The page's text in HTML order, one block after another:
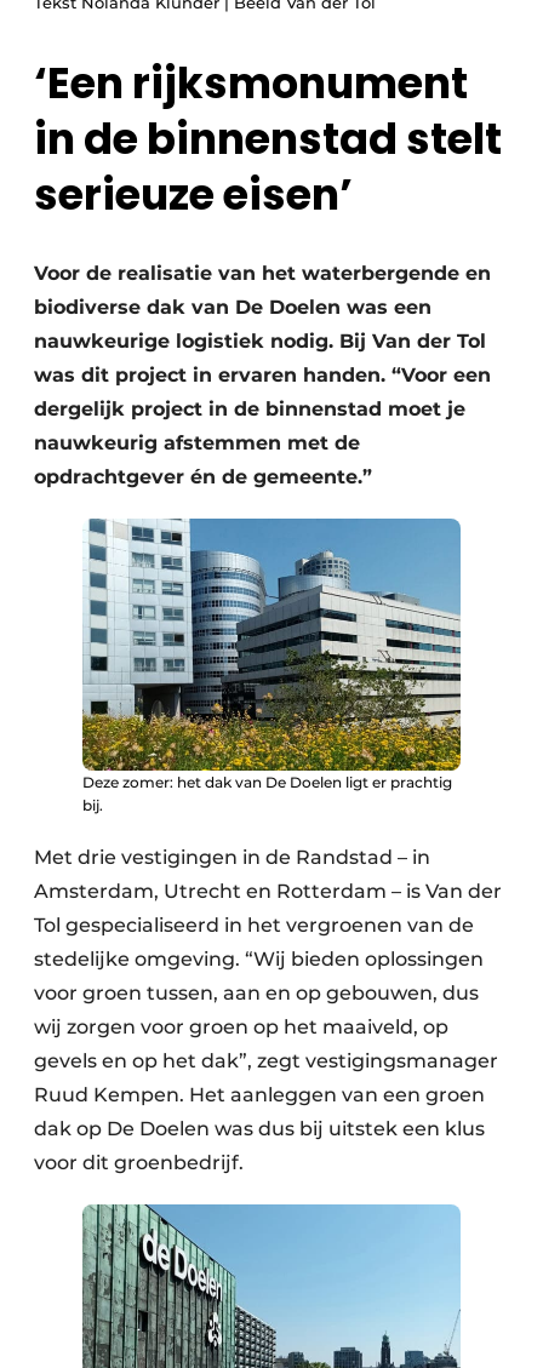
Vacature aanmelden
Vacatures
Video’s
‘Een rijksmonument
in de binnenstad stelt
serieuze eisen’
Voor de realisatie van het waterbergende en
biodiverse dak van De Doelen was een
nauwkeurige logistiek nodig. Bij Van der Tol
was dit project in ervaren handen. “Voor een
dergelijk project in de binnenstad moet je
nauwkeurig afstemmen met de
opdrachtgever én de gemeente.”
Deze zomer: het dak van De Doelen ligt er prachtig
bij.​
Met drie vestigingen in de Randstad – in
Amsterdam, Utrecht en Rotterdam – is Van der
Tol gespecialiseerd in het vergroenen van de
stedelijke omgeving. “Wij bieden oplossingen
voor groen tussen, aan en op gebouwen, dus
wij zorgen voor groen op het maaiveld, op
gevels en op het dak”, zegt vestigingsmanager
Ruud Kempen. Het aanleggen van een groen
dak op De Doelen was dus bij uitstek een klus
voor dit groenbedrijf.